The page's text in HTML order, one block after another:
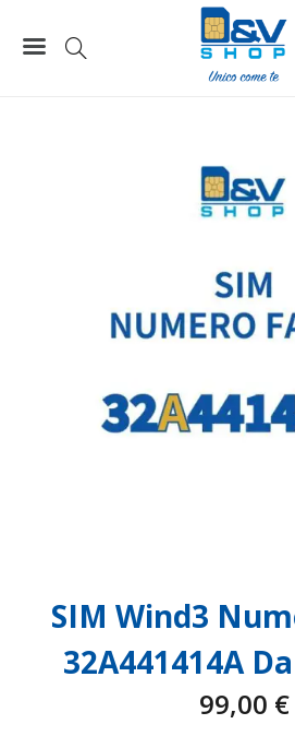
SIM Wind3 Numero Facile
SIM Wind3
32A441414A
99,00 €